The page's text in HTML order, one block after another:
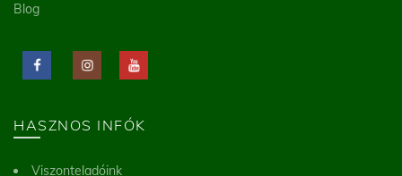
Blog
HASZNOS INFÓK
Viszonteladóink